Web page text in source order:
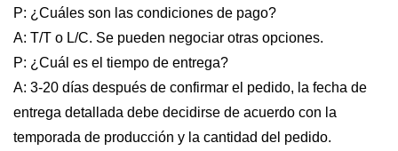
P: ¿Cuáles son las condiciones de pago?
A: T/T o L/C. Se pueden negociar otras opciones.
P: ¿Cuál es el tiempo de entrega?
A: 3-20 días después de confirmar el pedido, la fecha de
entrega detallada debe decidirse de acuerdo con la
temporada de producción y la cantidad del pedido.